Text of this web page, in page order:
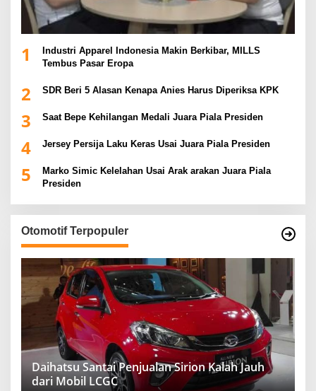
1
Industri Apparel Indonesia Makin Berkibar, MILLS
Tembus Pasar Eropa
2 SDR Beri 5 Alasan Kenapa Anies Harus Diperiksa KPK
3 Saat Bepe Kehilangan Medali Juara Piala Presiden
4 Jersey Persija Laku Keras Usai Juara Piala Presiden
5
Marko Simic Kelelahan Usai Arak arakan Juara Piala
Presiden
Otomotif Terpopuler
Daihatsu Santai Penjualan Sirion Kalah Jauh
dari Mobil LCGC